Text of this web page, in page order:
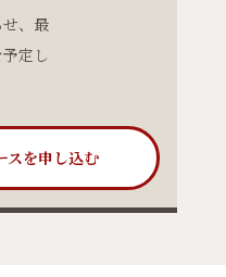
、最
定し
スを申し込む